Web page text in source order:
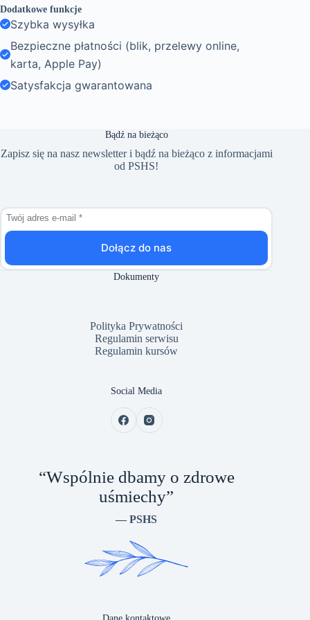
Dodatkowe funkcje
Szybka wysyłka
Bezpieczne płatności (blik, przelewy online,
karta, Apple Pay)
Satysfakcja gwarantowana
Bądź na bieżąco
Zapisz się na nasz newsletter i bądź na bieżąco z informacjami
od PSHS!
Dołącz do nas
Dokumenty
Polityka Prywatności
Regulamin serwisu
Regulamin kursów
Social Media
“Wspólnie dbamy o zdrowe
uśmiechy”
— PSHS